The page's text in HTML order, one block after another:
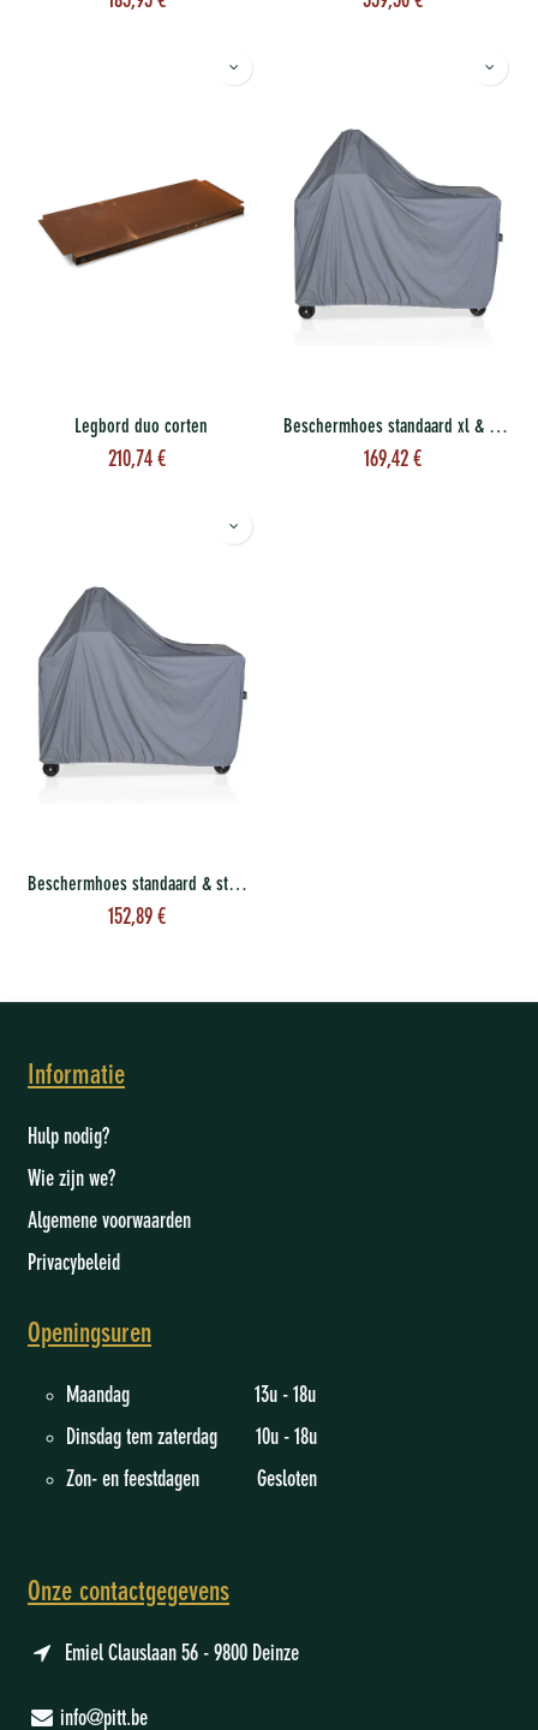
Legbord duo corten
210,74€
Beschermhoes standaard xl & storage xl
169,42€
Beschermhoes standaard & storage
152,89€
Informatie
Hulp nodig?
Wie zijn we?
Algemene voorwaarden
Privacybeleid
Openingsuren
Maandag 13u - 18u
Dinsdag tem zaterdag 10u - 18u
Zon- en feestdagen Gesloten
Onze contactgegevens
Emiel Clauslaan 56 - 9800 Deinze
info@pitt.be